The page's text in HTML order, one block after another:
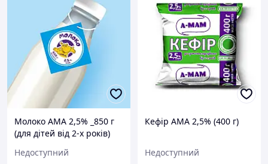
Молоко АМА 2,5% _850 г
(для дітей від 2-х років)
Недоступний
Кефір АМА 2,5% (400 г)
Недоступний